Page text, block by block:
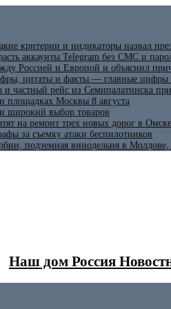
критерии и индикаторы назвал
аккаунты Telegram без СМС и
Россией и Европой и объяснил
цитаты и факты — главные цифры
и частный рейс из Семипалатинска
площадках Москвы 8 августа
широкий выбор товаров
на ремонт трех новых дорог в Омске
за съемку атаки беспилотников
подземная винодельня в
Наш дом Россия